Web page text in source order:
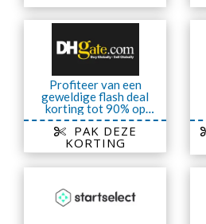
Profiteer van een
geweldige flash deal
korting tot 90% op
hoogwaardige
artikelen
PAK DEZE
KORTING